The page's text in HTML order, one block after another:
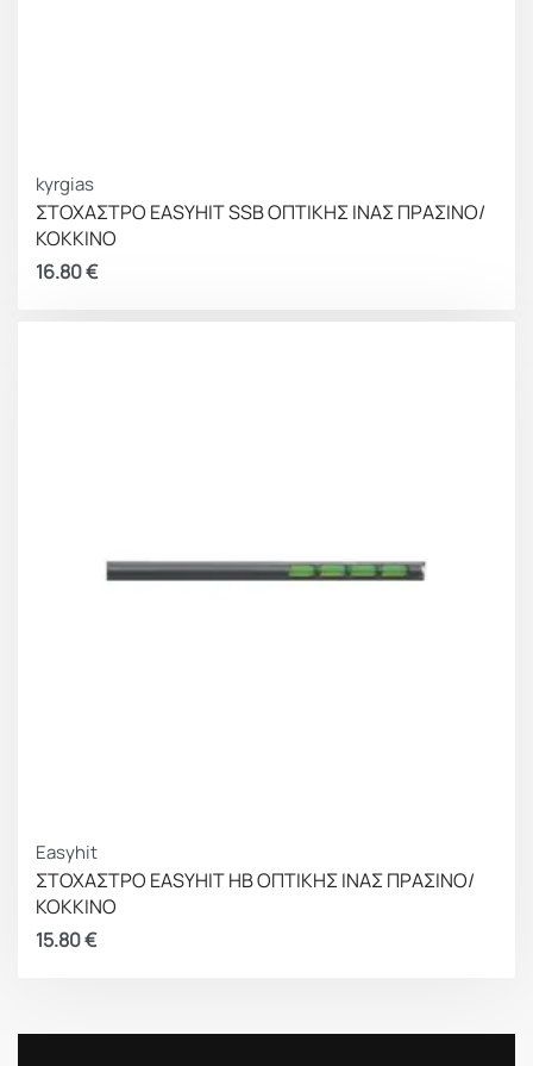
kyrgias
ΣΤΟΧΑΣΤΡΟ EASYHIT SSB ΟΠΤΙΚΗΣ ΙΝΑΣ ΠΡΑΣΙΝΟ/
ΚΟΚΚΙΝΟ
16.80€
Easyhit
ΣΤΟΧΑΣΤΡΟ EASYHIT HB ΟΠΤΙΚΗΣ ΙΝΑΣ ΠΡΑΣΙΝΟ/
ΚΟΚΚΙΝΟ
15.80€